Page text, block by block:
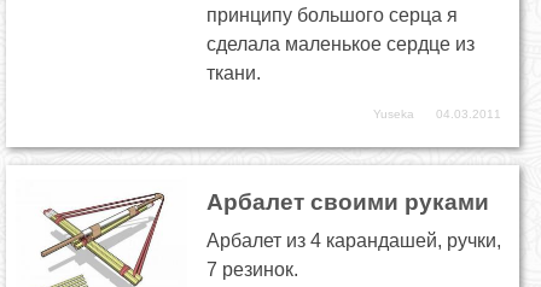
принципу большого серца я
сделала маленькое сердце из
ткани.
Yuseka 04.03.2011
Арбалет своими руками
Арбалет из 4 карандашей, ручки,
7 резинок.